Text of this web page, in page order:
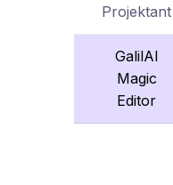
Projektant
GalilAI
Magic
Editor